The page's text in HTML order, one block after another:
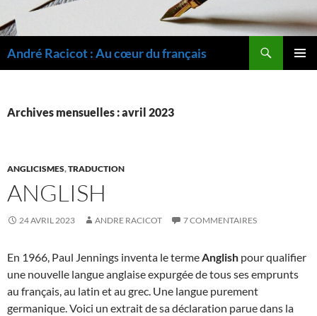
André Racicot : Au cœur du français
Archives mensuelles : avril 2023
ANGLICISMES,TRADUCTION
ANGLISH
24 AVRIL 2023 ANDRE RACICOT 7 COMMENTAIRES
En 1966, Paul Jennings inventa le termeAnglish pour qualifier
une nouvelle langue anglaise expurgée de tous ses emprunts
au français, au latin et au grec. Une langue purement
germanique. Voici un extrait de sa déclaration parue dans la